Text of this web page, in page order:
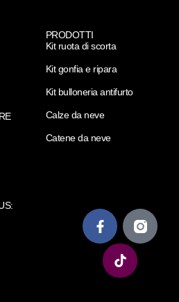
PRODOTTI
Kit ruota di scorta
Kit gonfia e ripara
Kit bulloneria antifurto
Calze da neve
Catene da neve